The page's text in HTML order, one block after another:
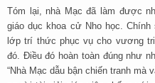
Tóm lại, nhà Mạc đã làm được
giáo dục khoa cử Nho học.
lớp trí thức phục vụ cho vương
đó. Điều đó hoàn toàn đúng như
“Nhà Mạc dẫu bận chiến tranh